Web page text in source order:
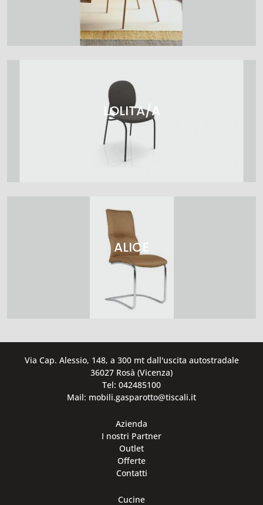
LOLITA/A
ALICE
Via Cap. Alessio, 148, a 300 mt dall'uscita autostradale
36027 Rosà (Vicenza)
Tel: 042485100
Mail: mobili.gasparotto@tiscali.it
Azienda
I nostri Partner
Outlet
Offerte
Contatti
Cucine